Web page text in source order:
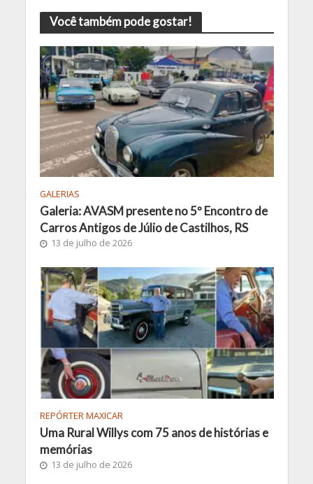
Você também pode gostar!
GALERIAS
Galeria: AVASM presente no 5º Encontro de
Carros Antigos de Júlio de Castilhos, RS
13 de julho de 2026
REPÓRTER MAXICAR
Uma Rural Willys com 75 anos de histórias e
memórias
13 de julho de 2026